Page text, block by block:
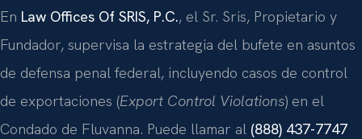
En Law Offices Of SRIS, P.C., el Sr. Sris, Propietario y
Fundador, supervisa la estrategia del bufete en asuntos
de defensa penal federal, incluyendo casos de control
de exportaciones (Export Control Violations) en el
Condado de Fluvanna. Puede llamar al (888) 437-7747